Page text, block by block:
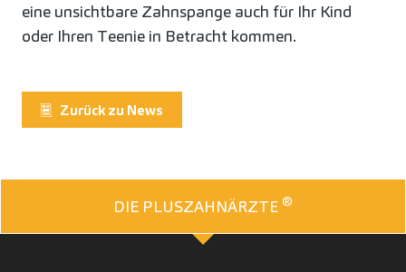
eine unsichtbare Zahnspange auch für Ihr Kind
oder Ihren Teenie in Betracht kommen.
Zurück zu News
DIE PLUSZAHNÄRZTE ®